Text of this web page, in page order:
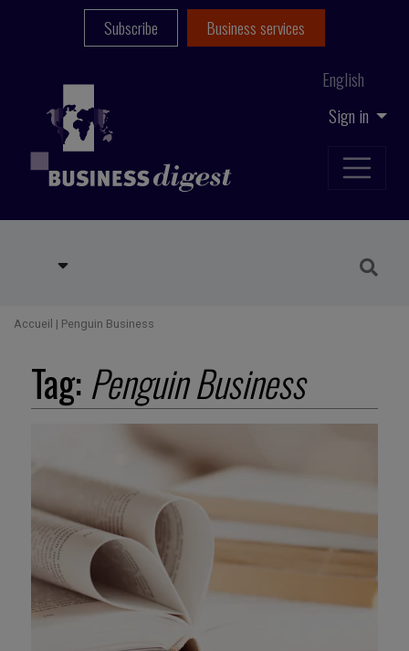
Sign in
English
Subscribe Business services
Accueil | Penguin Business
Tag: Penguin Business